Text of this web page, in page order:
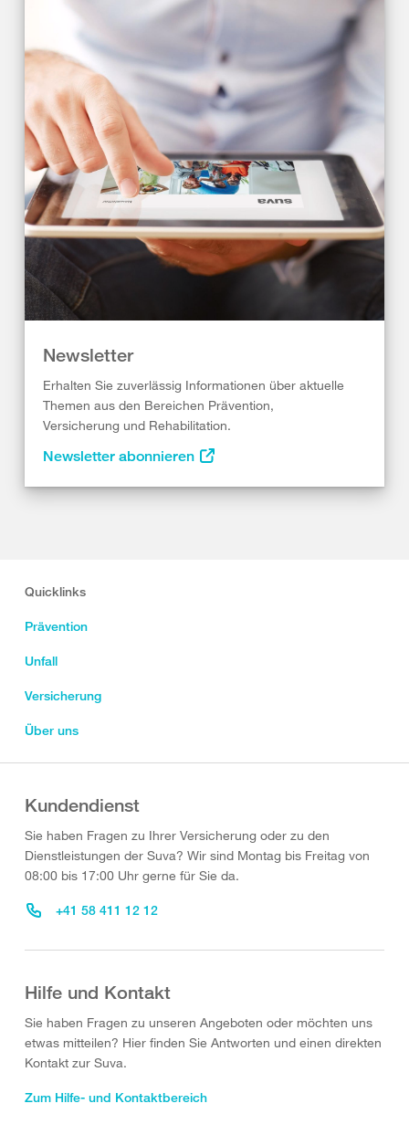
Newsletter
Erhalten Sie zuverlässig Informationen über aktuelle
Themen aus den Bereichen Prävention,
Versicherung und Rehabilitation.
Newsletter abonnieren
Quicklinks
Prävention
Unfall
Versicherung
Über uns
Kundendienst
Sie haben Fragen zu Ihrer Versicherung oder zu den
Dienstleistungen der Suva? Wir sind Montag bis Freitag von
08:00 bis 17:00 Uhr gerne für Sie da.
+41 58 411 12 12
Hilfe und Kontakt
Sie haben Fragen zu unseren Angeboten oder möchten uns
etwas mitteilen? Hier finden Sie Antworten und einen direkten
Kontakt zur Suva.
Zum Hilfe- und Kontaktbereich